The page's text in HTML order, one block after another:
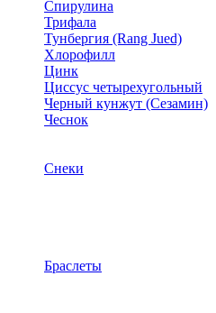
Спирулина
Трифала
Тунбергия (Rang Jued)
Хлорофилл
Цинк
Циссус четырехугольный
Черный кунжут (Сезамин)
Чеснок
Снеки
Браслеты